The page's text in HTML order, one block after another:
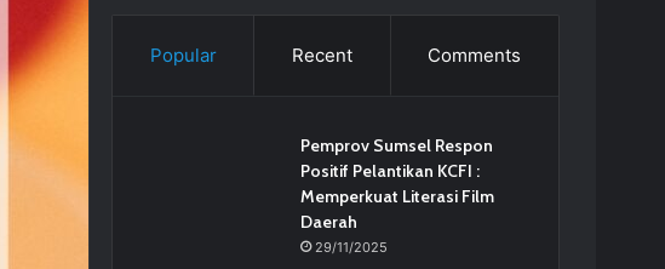
Popular Recent Comments
Pemprov Sumsel Respon
Positif Pelantikan KCFI :
Memperkuat Literasi Film
Daerah
29/11/2025